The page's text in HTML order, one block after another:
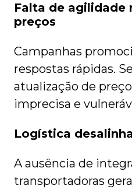
Falta de agilidade
preços
Campanhas
respostas rápidas.
atualização de
imprecisa e
Logística
A ausência de
transportadoras